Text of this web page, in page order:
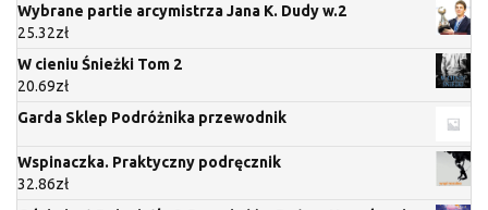
Wybrane partie arcymistrza Jana K. Dudy w.2
25.32zł
W cieniu Śnieżki Tom 2
20.69zł
Garda Sklep Podróżnika przewodnik
Wspinaczka. Praktyczny podręcznik
32.86zł